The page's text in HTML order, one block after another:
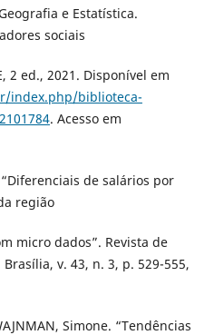
e Estatística.
sociais
2 ed., 2021. Disponível em
index.php/biblioteca-
. Acesso em
de salários por
região
micro dados”. Revista de
v. 43, n. 3, p. 529-555,
Simone. “Tendências